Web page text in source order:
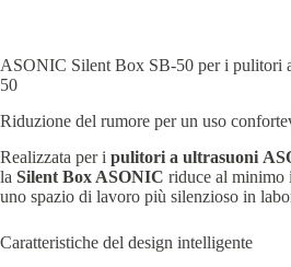
ASONIC Silent Box SB-50 per i pulitori
50
Riduzione del rumore per un uso
Realizzata per i pulitori a ultrasuoni
la Silent Box ASONIC riduce al minimo
uno spazio di lavoro più silenzioso in
Caratteristiche del design intelligente